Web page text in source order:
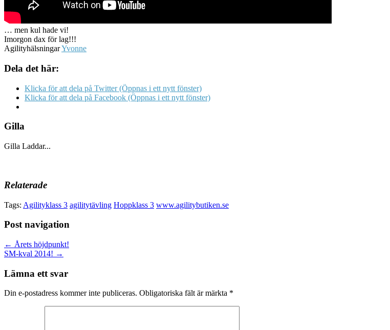
… men kul hade vi!
Imorgon dax för lag!!!
AgilityhälsningarYvonne
Dela det här:
Klicka för att dela på Twitter (Öppnas i ett nytt fönster)
Klicka för att dela på Facebook (Öppnas i ett nytt fönster)
Gilla
Gilla Laddar...
Relaterade
Tags: Agilityklass 3 agilitytävling Hoppklass 3 www.agilitybutiken.se
Post navigation
← Årets höjdpunkt!
SM-kval 2014! →
Lämna ett svar
Din e-postadress kommer inte publiceras. Obligatoriska fält är märkta *